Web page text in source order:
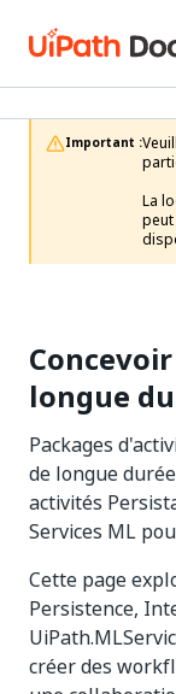
Important :
La
peut
longue
Packages
de longue
activités
Services ML
Cette page
Persistence,
créer des